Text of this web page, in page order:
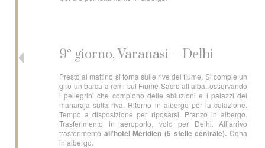
9° giorno, Varanasi – Delhi
Presto al mattino si torna sulle rive del fiume. Si compie un
giro un barca a remi sul Fiume Sacro all’alba, osservando
i pellegrini che compiono delle abluzioni e i palazzi dei
maharaja sulla riva. Ritorno in albergo per la colazione.
Tempo a disposizione per riposarsi. Pranzo in albergo.
Trasferimento in aeroporto, volo per Delhi. All’arrivo
trasferimento all’hotel Meridien (5 stelle centrale). Cena
in albergo.